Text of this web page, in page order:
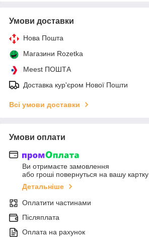
Умови доставки
Нова Пошта
Магазини Rozetka
Meest ПОШТА
Доставка кур'єром Нової Пошти
Всі умови доставки
Умови оплати
Ви отримаєте замовлення
або гроші повернуться на вашу картку
Детальніше
Оплатити частинами
Післяплата
Оплата на рахунок